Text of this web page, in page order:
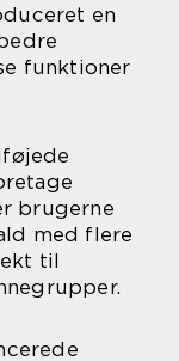
en
funktioner
brugerne
med flere
til